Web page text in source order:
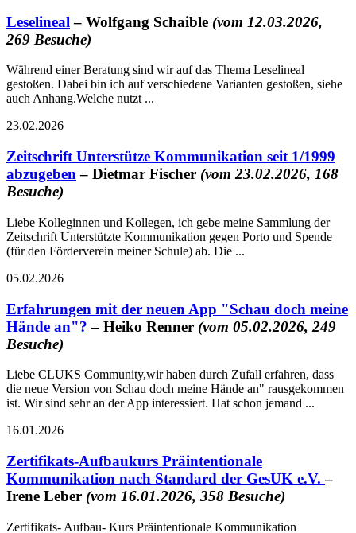
Leselineal – Wolfgang Schaible (vom 12.03.2026,
269 Besuche)
Während einer Beratung sind wir auf das Thema Leselineal
gestoßen. Dabei bin ich auf verschiedene Varianten gestoßen, siehe
auch Anhang.Welche nutzt ...
23.02.2026
Zeitschrift Unterstütze Kommunikation seit 1/1999
abzugeben – Dietmar Fischer (vom 23.02.2026, 168
Besuche)
Liebe Kolleginnen und Kollegen, ich gebe meine Sammlung der
Zeitschrift Unterstützte Kommunikation gegen Porto und Spende
(für den Förderverein meiner Schule) ab. Die ...
05.02.2026
Erfahrungen mit der neuen App "Schau doch meine
Hände an"? – Heiko Renner (vom 05.02.2026, 249
Besuche)
Liebe CLUKS Community,wir haben durch Zufall erfahren, dass
die neue Version von Schau doch meine Hände an" rausgekommen
ist. Wir sind sehr an der App interessiert. Hat schon jemand ...
16.01.2026
Zertifikats-Aufbaukurs Präintentionale
Kommunikation nach Standard der GesUK e.V.–
Irene Leber (vom 16.01.2026, 358 Besuche)
Zertifikats- Aufbau- Kurs Präintentionale Kommunikation